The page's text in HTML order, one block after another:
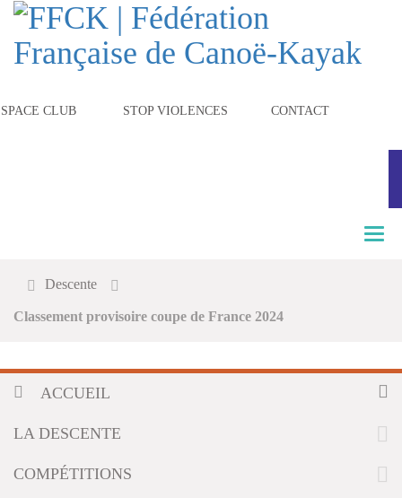
CLUB STOP VIOLENCES CONTACT
T
v
o
Descente
Classement provisoire coupe de France 2024
ACCUEIL
LA DESCENTE
COMPÉTITIONS